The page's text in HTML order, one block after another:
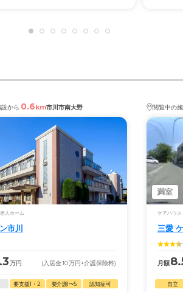
から 0.6km市川市南大野
人ホーム
市川
万円 (入居金10万円+介護保険料)
要支援1・2 要介護1〜5 認知症可
閲覧中の
満室
ケアハウス
三愛
月額
自立